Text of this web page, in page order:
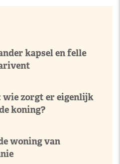
kapsel en felle
wie zorgt er eigenlijk
koning?
woning van